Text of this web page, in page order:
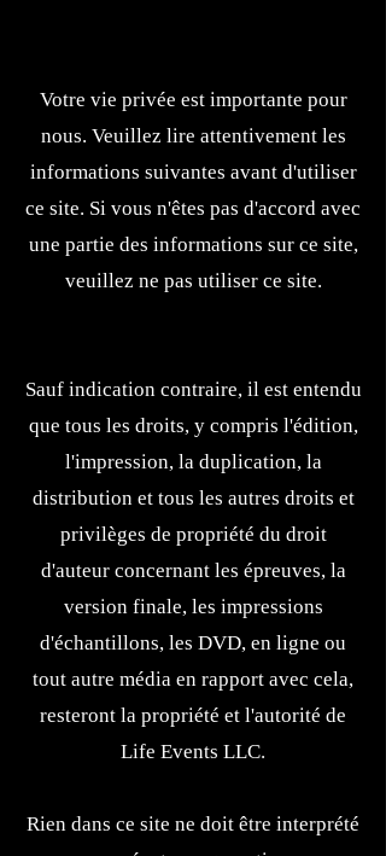
Votre vie privée est importante pour
nous. Veuillez lire attentivement les
informations suivantes avant d'utiliser
ce site. Si vous n'êtes pas d'accord avec
une partie des informations sur ce site,
veuillez ne pas utiliser ce site.
Sauf indication contraire, il est entendu
que tous les droits, y compris l'édition,
l'impression, la duplication, la
distribution et tous les autres droits et
privilèges de propriété du droit
d'auteur concernant les épreuves, la
version finale, les impressions
d'échantillons, les DVD, en ligne ou
tout autre média en rapport avec cela,
resteront la propriété et l'autorité de
Life Events LLC.
Rien dans ce site ne doit être interprété